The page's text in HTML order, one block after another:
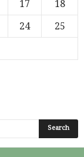
17
18
24
25